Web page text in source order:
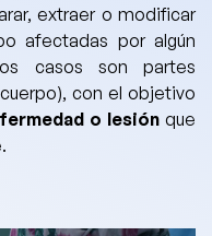
extraer o modificar
afectadas por algún
casos son partes
con el objetivo
o lesión que